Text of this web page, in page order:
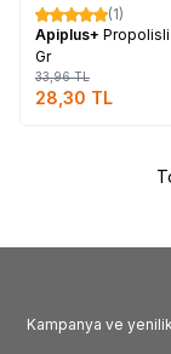
%17
(1)
Apiplus+ Propolisli
Gr
33,96TL
28,30 TL
Kampanya ve